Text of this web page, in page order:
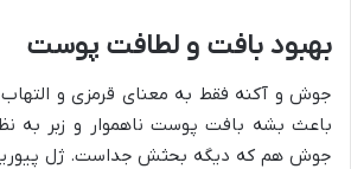
بهبود بافت و لطافت پوست
جوش و آکنه فقط به معنای قرمزی و
باعث بشه بافت پوست ناهموار و زبر به
جوش هم که دیگه بحثش جداست. ژل